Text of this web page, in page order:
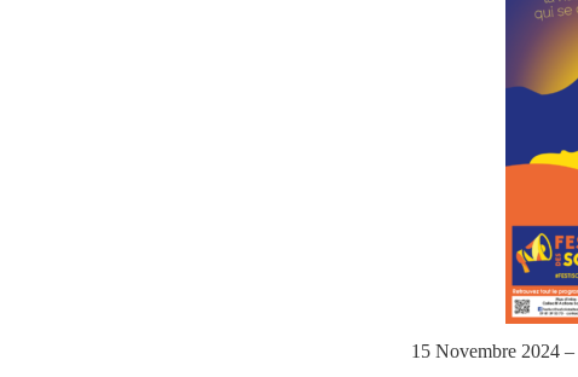
15 Novembre 2024 –